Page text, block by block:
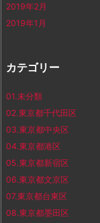
2019年2月
2019年1月
カテゴリー
01.未分類
02.東京都千代田区
03.東京都中央区
04.東京都港区
05.東京都新宿区
06.東京都文京区
07.東京都台東区
08.東京都墨田区